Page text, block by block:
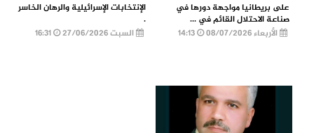
على بريطانيا مواجهة دورها في
صناعة الاحتلال القائم في ...
الأربعاء 08/07/2026
الإنتخابات الإسرائيلية والرهان الخاسر
.
السبت 27/06/2026
16:31